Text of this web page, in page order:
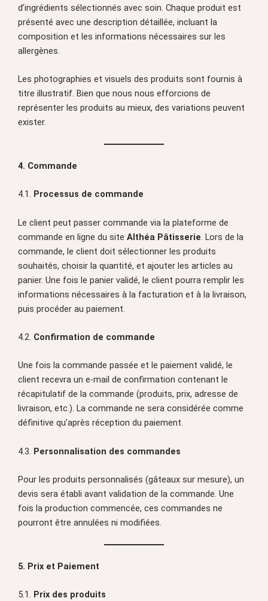
d’ingrédients sélectionnés avec soin. Chaque produit est
présenté avec une description détaillée, incluant la
composition et les informations nécessaires sur les
allergènes.
Les photographies et visuels des produits sont fournis à
titre illustratif. Bien que nous nous efforcions de
représenter les produits au mieux, des variations peuvent
exister.
4. Commande
4.1. Processus de commande
Le client peut passer commande via la plateforme de
commande en ligne du site Althéa Pâtisserie. Lors de la
commande, le client doit sélectionner les produits
souhaités, choisir la quantité, et ajouter les articles au
panier. Une fois le panier validé, le client pourra remplir les
informations nécessaires à la facturation et à la livraison,
puis procéder au paiement.
4.2. Confirmation de commande
Une fois la commande passée et le paiement validé, le
client recevra un e-mail de confirmation contenant le
récapitulatif de la commande (produits, prix, adresse de
livraison, etc.). La commande ne sera considérée comme
définitive qu’après réception du paiement.
4.3. Personnalisation des commandes
Pour les produits personnalisés (gâteaux sur mesure), un
devis sera établi avant validation de la commande. Une
fois la production commencée, ces commandes ne
pourront être annulées ni modifiées.
5. Prix et Paiement
5.1. Prix des produits